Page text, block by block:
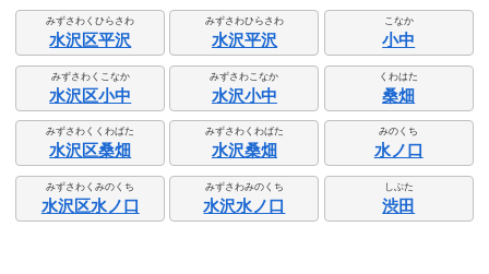
みずさわくひらさわ
水沢区平沢
みずさわひらさわ
水沢平沢
こなか
小中
みずさわくこなか
水沢区小中
みずさわこなか
水沢小中
くわはた
桑畑
みずさわくくわばた
水沢区桑畑
みずさわくわばた
水沢桑畑
みのくち
水ノ口
みずさわくみのくち
水沢区水ノ口
みずさわみのくち
水沢水ノ口
しぶた
渋田